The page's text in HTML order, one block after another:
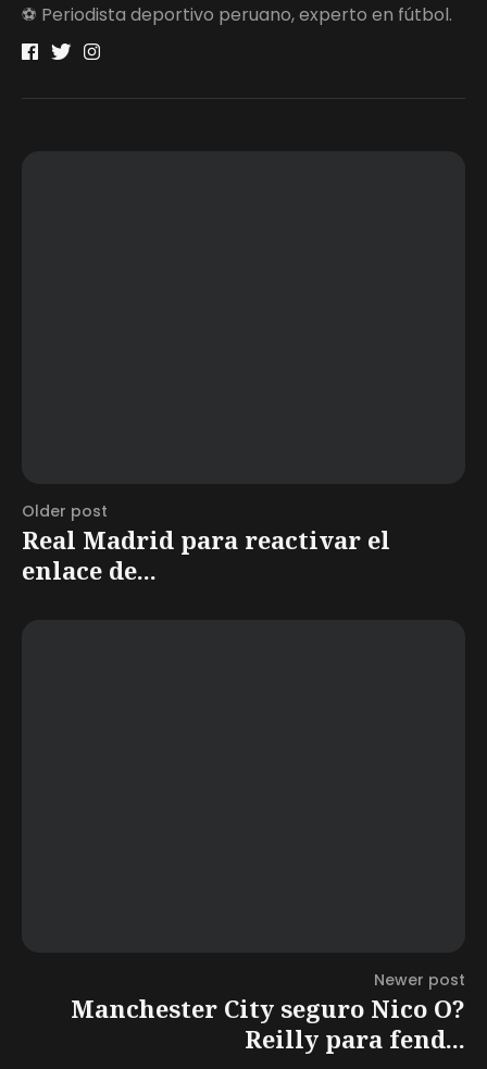
⚽ Periodista deportivo peruano, experto en fútbol.
Older post
Real Madrid para reactivar el
enlace de...
Newer post
Manchester City seguro Nico O?
Reilly para fend...